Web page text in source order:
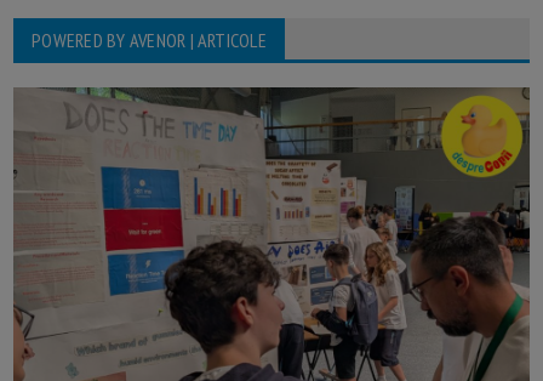
POWERED BY AVENOR | ARTICOLE